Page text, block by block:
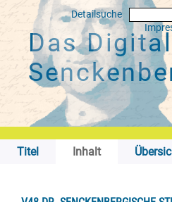
Detailsuche
Das
Titel Inhalt